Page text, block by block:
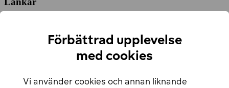
Laddkarta
Hitta din närmaste laddstation
Support
Förbättrad upplevelse
med cookies
Vi använder cookies och annan liknande